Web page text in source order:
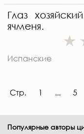
Глаз
ячменя.
Испанские
Стр. 1 ... 5
Популярные авторы